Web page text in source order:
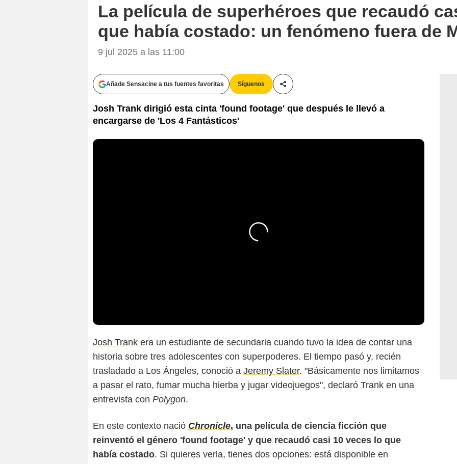
La película de superhéroes que recaudó
que había costado: un fenómeno fuera de
9 jul 2025 a las 11:00
Añade Sensacine a tus fuentes favoritas Síguenos
Compartir esta noticia
Josh Trank dirigió esta cinta 'found footage' que después le llevó a
encargarse de 'Los 4 Fantásticos'
Josh Trank era un estudiante de secundaria cuando tuvo la idea de contar una
historia sobre tres adolescentes con superpoderes. El tiempo pasó y, recién
trasladado a Los Ángeles, conoció a Jeremy Slater. "Básicamente nos limitamos
a pasar el rato, fumar mucha hierba y jugar videojuegos", declaró Trank en una
entrevista con Polygon.
En este contexto nació Chronicle, una película de ciencia ficción que
reinventó el género 'found footage' y que recaudó casi 10 veces lo que
había costado. Si quieres verla, tienes dos opciones: está disponible en